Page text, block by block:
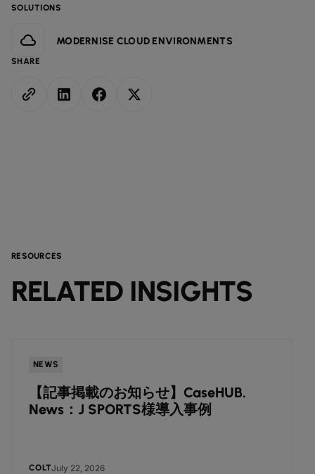
SOLUTIONS
MODERNISE CLOUD ENVIRONMENTS
SHARE
RESOURCES
RELATED INSIGHTS
NEWS
【記事掲載のお知らせ】CaseHUB.
News：J SPORTS様導入事例
COLTJuly 22, 2026